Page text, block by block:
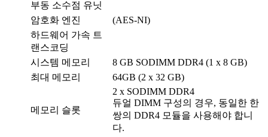
부동 소수점 유닛
암호화 엔진
(AES-NI)
하드웨어 가속 트
랜스코딩
시스템 메모리
8 GB SODIMM DDR4 (1 x 8 GB)
최대 메모리
64GB (2 x 32 GB)
메모리 슬롯
2 x SODIMM DDR4
듀얼 DIMM 구성의 경우, 동일한 한
쌍의 DDR4 모듈을 사용해야 합니
다.